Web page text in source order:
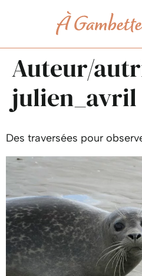
Auteur/
julien_avril
Des traversées pour